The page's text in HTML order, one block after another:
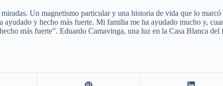
Un magnetismo particular y una historia de vida que lo marcó
ayudado y hecho más fuerte. Mi familia me ha ayudado mucho y,
más fuerte”. Eduardo Camavinga, una luz en la Casa Blanca del